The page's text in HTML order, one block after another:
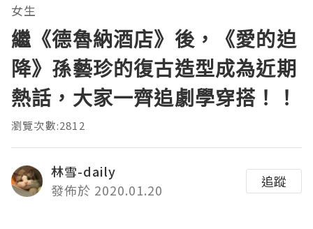
女生
繼《德魯納酒店》後，《愛的迫
降》孫藝珍的復古造型成為近期
熱話，大家一齊追劇學穿搭！！
瀏覽次數:2812
林雪-daily
發佈於 2020.01.20
追蹤